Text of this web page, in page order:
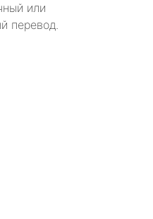
или
перевод.